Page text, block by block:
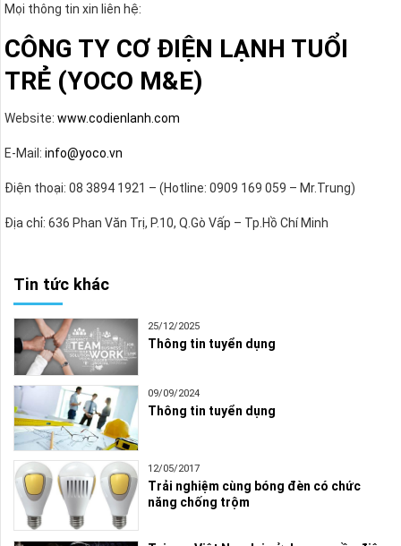
Mọi thông tin xin liên hệ:
CÔNG TY CƠ ĐIỆN LẠNH TUỔI
TRẺ (YOCO M&E)
Website: www.codienlanh.com
E-Mail: info@yoco.vn
Điện thoại: 08 3894 1921 – (Hotline: 0909 169 059 – Mr.Trung)
Địa chỉ: 636 Phan Văn Trị, P.10, Q.Gò Vấp – Tp.Hồ Chí Minh
Tin tức khác
25/12/2025
Thông tin tuyển dụng
09/09/2024
Thông tin tuyển dụng
12/05/2017
Trải nghiệm cùng bóng đèn có chức
năng chống trộm